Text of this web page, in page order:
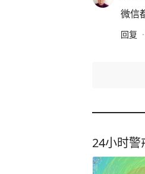
微信
回复 ·
24小时警